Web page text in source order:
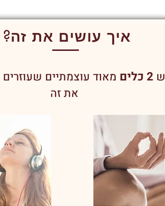
איך עושים את זה?
2 כלים
מאוד עוצמתיים
את זה